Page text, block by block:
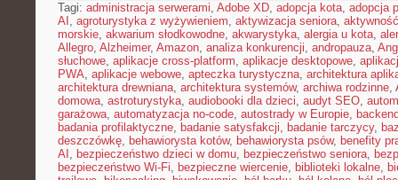
Tagi: administracja serwerami, Adobe XD, adopcja kota, adopcja
AI , agroturystyka z wyżywieniem, aktywizacja seniora,
morskie, akwarium słodkowodne, akwarystyka, alergia u kota,
Allegro, Alzheimer, Amazon, analiza konkurencji, andropauza,
słuchowe, aplikacje cross-platform, aplikacje desktopowe,
PWA, aplikacje webowe, apteczka turystyczna, architektura
architektura drewniana, architektura systemów, archiwa rodzinne,
domowa, astroturystyka, audiobooki dla dzieci, audyt SEO,
garażowa, automatyzacja no-code, autostrady w Europie,
badania profilaktyczne, badanie satysfakcji, badanie tarczycy,
deszczówkę, behawiorysta kotów, behawiorysta psów, benefity
AI , bezpieczeństwo dzieci w domu, bezpieczeństwo seniora,
bezpieczeństwo Wi-Fi, bezpieczne wiercenie, biblioteki lokalne,